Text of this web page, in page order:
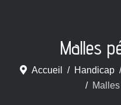
Malles
Accueil Handicap